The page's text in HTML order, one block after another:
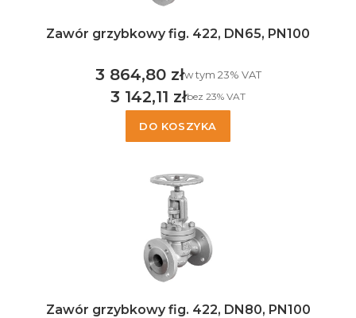
Zawór grzybkowy fig. 422, DN65, PN100
Cena brutto
3 864,80 złw tym %s VAT
w tym 23% VAT
Cena netto
3 142,11 złbez 23% VAT
DO KOSZYKA
Zawór grzybkowy fig. 422, DN80, PN100